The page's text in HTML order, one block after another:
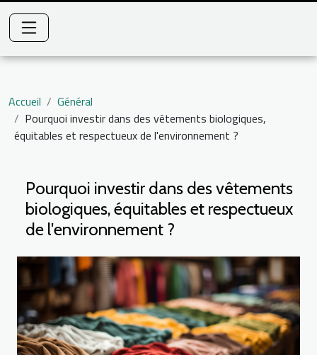
Accueil
Général
Pourquoi investir dans des vêtements biologiques,
équitables et respectueux de l'environnement ?
Pourquoi investir dans des vêtements
biologiques, équitables et respectueux
de l'environnement ?